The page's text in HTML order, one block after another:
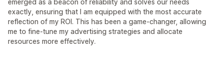
emerged as a beacon of reliability and solves our needs
exactly, ensuring that I am equipped with the most accurate
reflection of my ROI. This has been a game-changer, allowing
me to fine-tune my advertising strategies and allocate
resources more effectively.